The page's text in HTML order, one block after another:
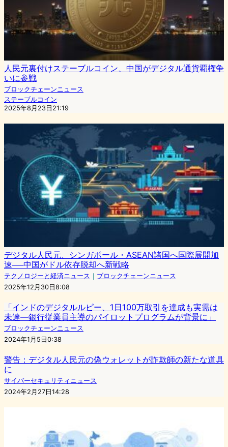
人民元裏付けステーブルコイン、中国がデジタル通貨覇権争
いに参戦
ブロックチェーンニュース
ステーブルコイン
2025年8月23日21:19
デジタル人民元、シンガポール・ASEAN諸国へ国際展開加
速──中国がドル依存脱却へ新戦略
テクノロジーと経済ニュース ｜ ブロックチェーンニュース
2025年12月30日8:08
「インドのデジタルルピー、1日100万取引を達成も実需は
未達―銀行従業員主導のパイロットプログラムが背景に」
ブロックチェーンニュース
2024年1月5日0:38
警告：デジタル人民元の偽ウォレットが詐欺師の新たな道具
に
サイバーセキュリティニュース
2024年2月27日14:28